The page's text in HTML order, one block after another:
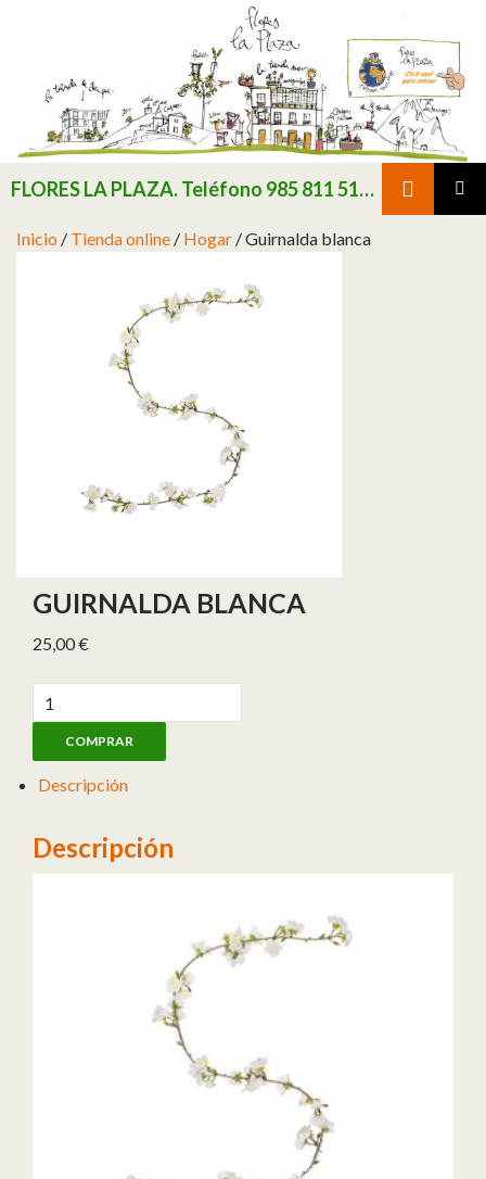
FLORES LA PLAZA. Teléfono 985 811 511 / Consultar existencias de flor y planta natural antes de realizar pedido
Inicio / Tienda online / Hogar / Guirnalda blanca
GUIRNALDA BLANCA
25,00€
Guirnalda blanca cantidad
COMPRAR
Descripción
Descripción